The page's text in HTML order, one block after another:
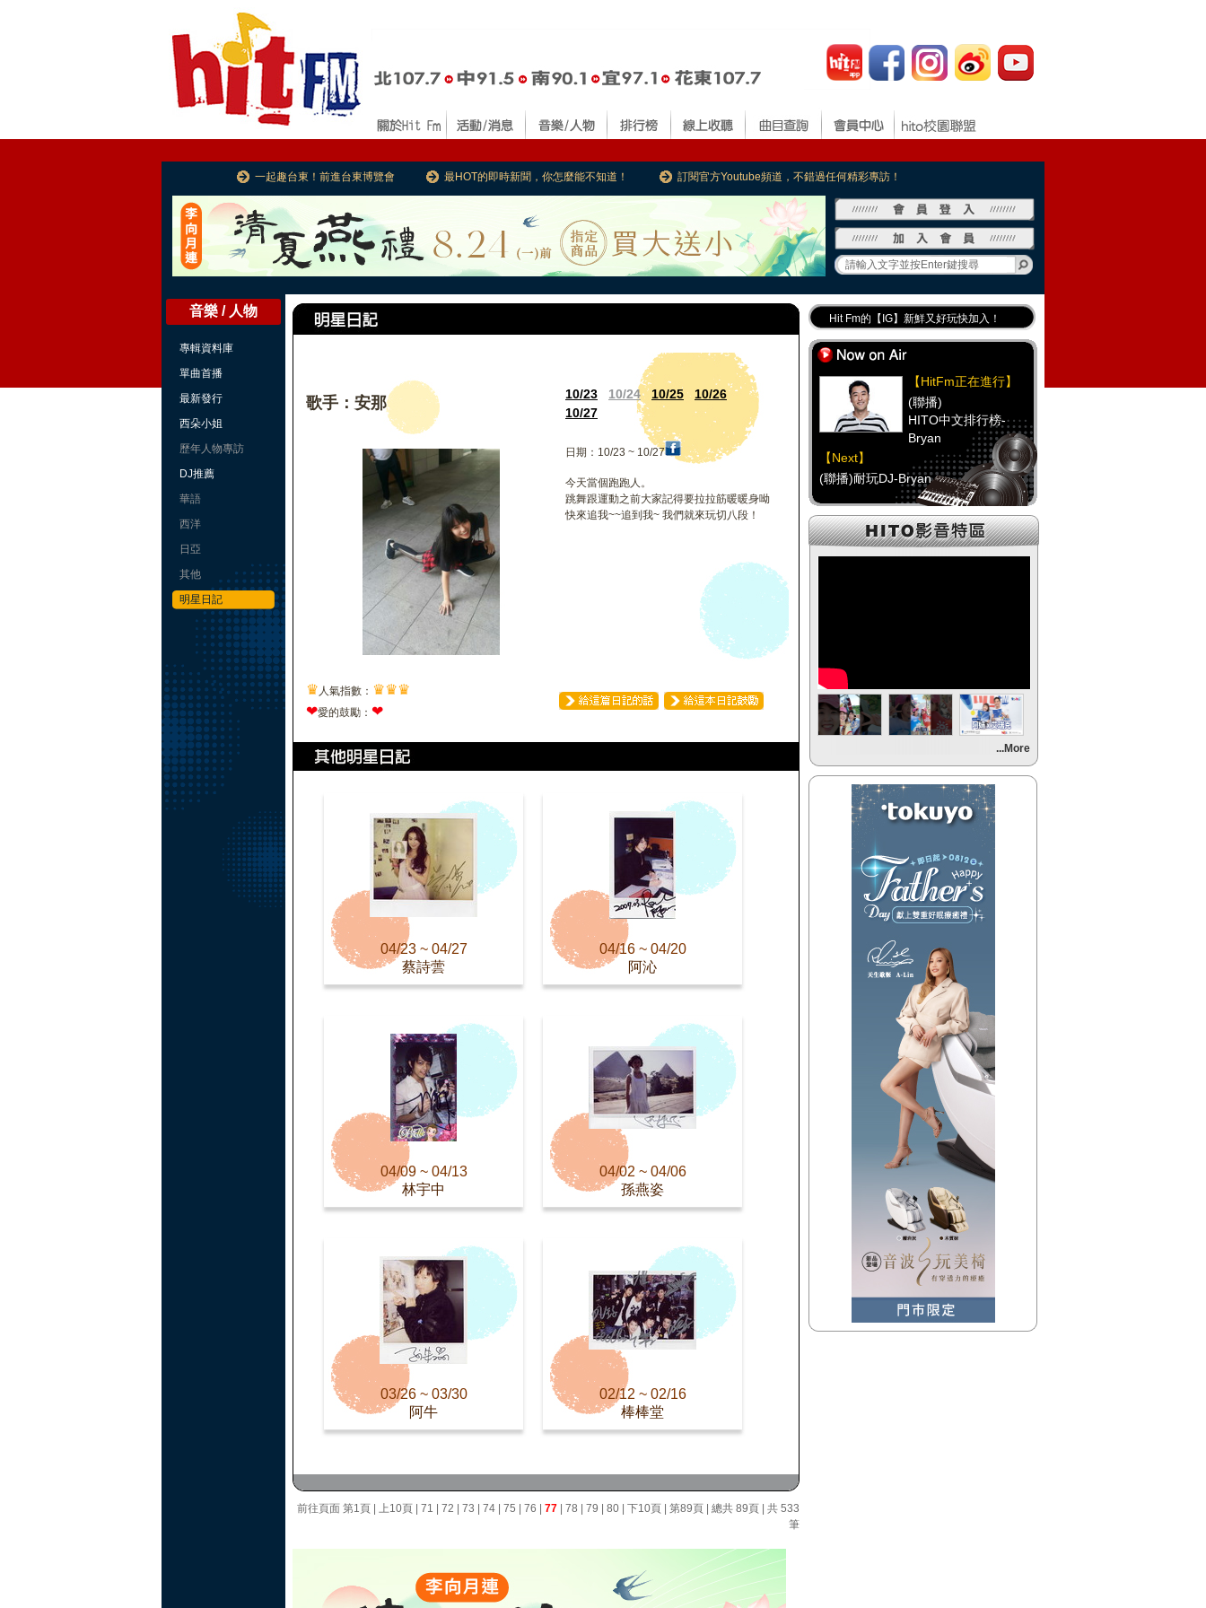
一起趣台東！前進台東博覽會 最HOT的即時新聞，你怎麼能不知道！ 訂閱官方Youtube頻道，不錯過任何精彩專訪！
音樂 / 人物
專輯資料庫
單曲首播
最新發行
西朵小姐
歷年人物專訪
DJ推薦
華語
西洋
日亞
其他
明星日記
歌手：安那 10/23 10/24 10/25
10/26
10/27
日期：10/23 ~ 10/27
今天當個跑跑人。
跳舞跟運動之前大家記得要拉拉筋暖暖身呦
快來追我~~追到我~ 我們就來玩切八段！
♛ 人氣指數： ♛♛♛
❤愛的鼓勵： ❤
04/23 ~ 04/27
蔡詩蕓
04/16 ~ 04/20
阿沁
04/09 ~ 04/13
林宇中
04/02 ~ 04/06
孫燕姿
03/26 ~ 03/30
阿牛
02/12 ~ 02/16
棒棒堂
前往頁面 第1頁 上10頁 71 72 73 74 75 76 77 78 79 80 下10頁 第89頁 | 總共 89頁 | 共 533
筆
Hit Fm的【IG】新鮮又好玩快加入！
Hit Fm【FB臉書粉絲團】等你加入！
最專業《DJ推薦》好音樂千萬別錯過！
好康報報 最新優惠訊息都在這！
【HitFm正在進行】
(聯播)
HITO中文排行榜-
Bryan
【Next】
(聯播)耐玩DJ-Bryan
【HitFm正在進行】
(聯播)
(聯播)
HITO中文排行榜-
Bryan
(聯播)耐玩DJ-Bryan
【HitFm正在進行】
HITO中文排行榜-
Bryan
(聯播)耐玩DJ-Bryan
【HitFm正在進行】
(聯播)
HITO中文排行榜-
Bryan
(聯播)耐玩DJ-Bryan
...More